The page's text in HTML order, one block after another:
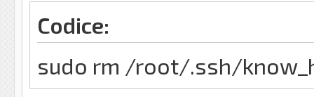
Codice:
sudo rm /root/.ssh/